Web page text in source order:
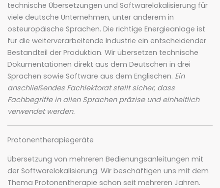
technische Übersetzungen und Softwarelokalisierung für
viele deutsche Unternehmen, unter anderem in
osteuropäische Sprachen. Die richtige Energieanlage ist
für die weiterverarbeitende Industrie ein entscheidender
Bestandteil der Produktion. Wir übersetzen technische
Dokumentationen direkt aus dem Deutschen in drei
Sprachen sowie Software aus dem Englischen. Ein
anschließendes Fachlektorat stellt sicher, dass
Fachbegriffe in allen Sprachen präzise und einheitlich
verwendet werden.
Protonentherapiegeräte
Übersetzung von mehreren Bedienungsanleitungen mit
der Softwarelokalisierung. Wir beschäftigen uns mit dem
Thema Protonentherapie schon seit mehreren Jahren.